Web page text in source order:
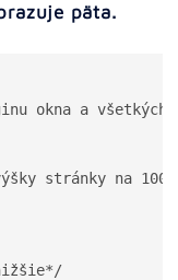
päta.
okna a všetkých
stránky na 100